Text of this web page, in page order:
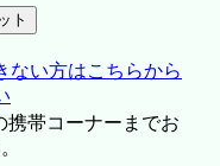
ない方はこちらから
帯コーナーまでお